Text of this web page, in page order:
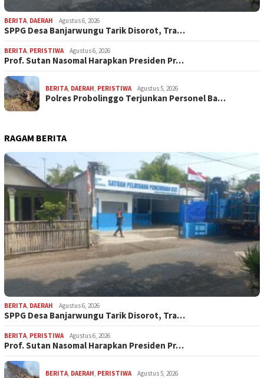
BERITA, DAERAH Agustus 6, 2026
SPPG Desa Banjarwungu Tarik Disorot, Tra…
BERITA, PERISTIWA Agustus 6, 2026
Prof. Sutan Nasomal Harapkan Presiden Pr…
BERITA, DAERAH, PERISTIWA Agustus 5, 2026
Polres Probolinggo Terjunkan Personel Ba…
RAGAM BERITA
BERITA, DAERAH Agustus 6, 2026
SPPG Desa Banjarwungu Tarik Disorot, Tra…
BERITA, PERISTIWA Agustus 6, 2026
Prof. Sutan Nasomal Harapkan Presiden Pr…
BERITA, DAERAH, PERISTIWA Agustus 5, 2026